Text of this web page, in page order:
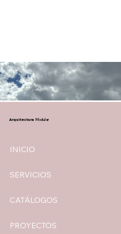
INICIO
SERVICIOS
CATÁLOGOS
PROYECTOS
Arquitectura Modular